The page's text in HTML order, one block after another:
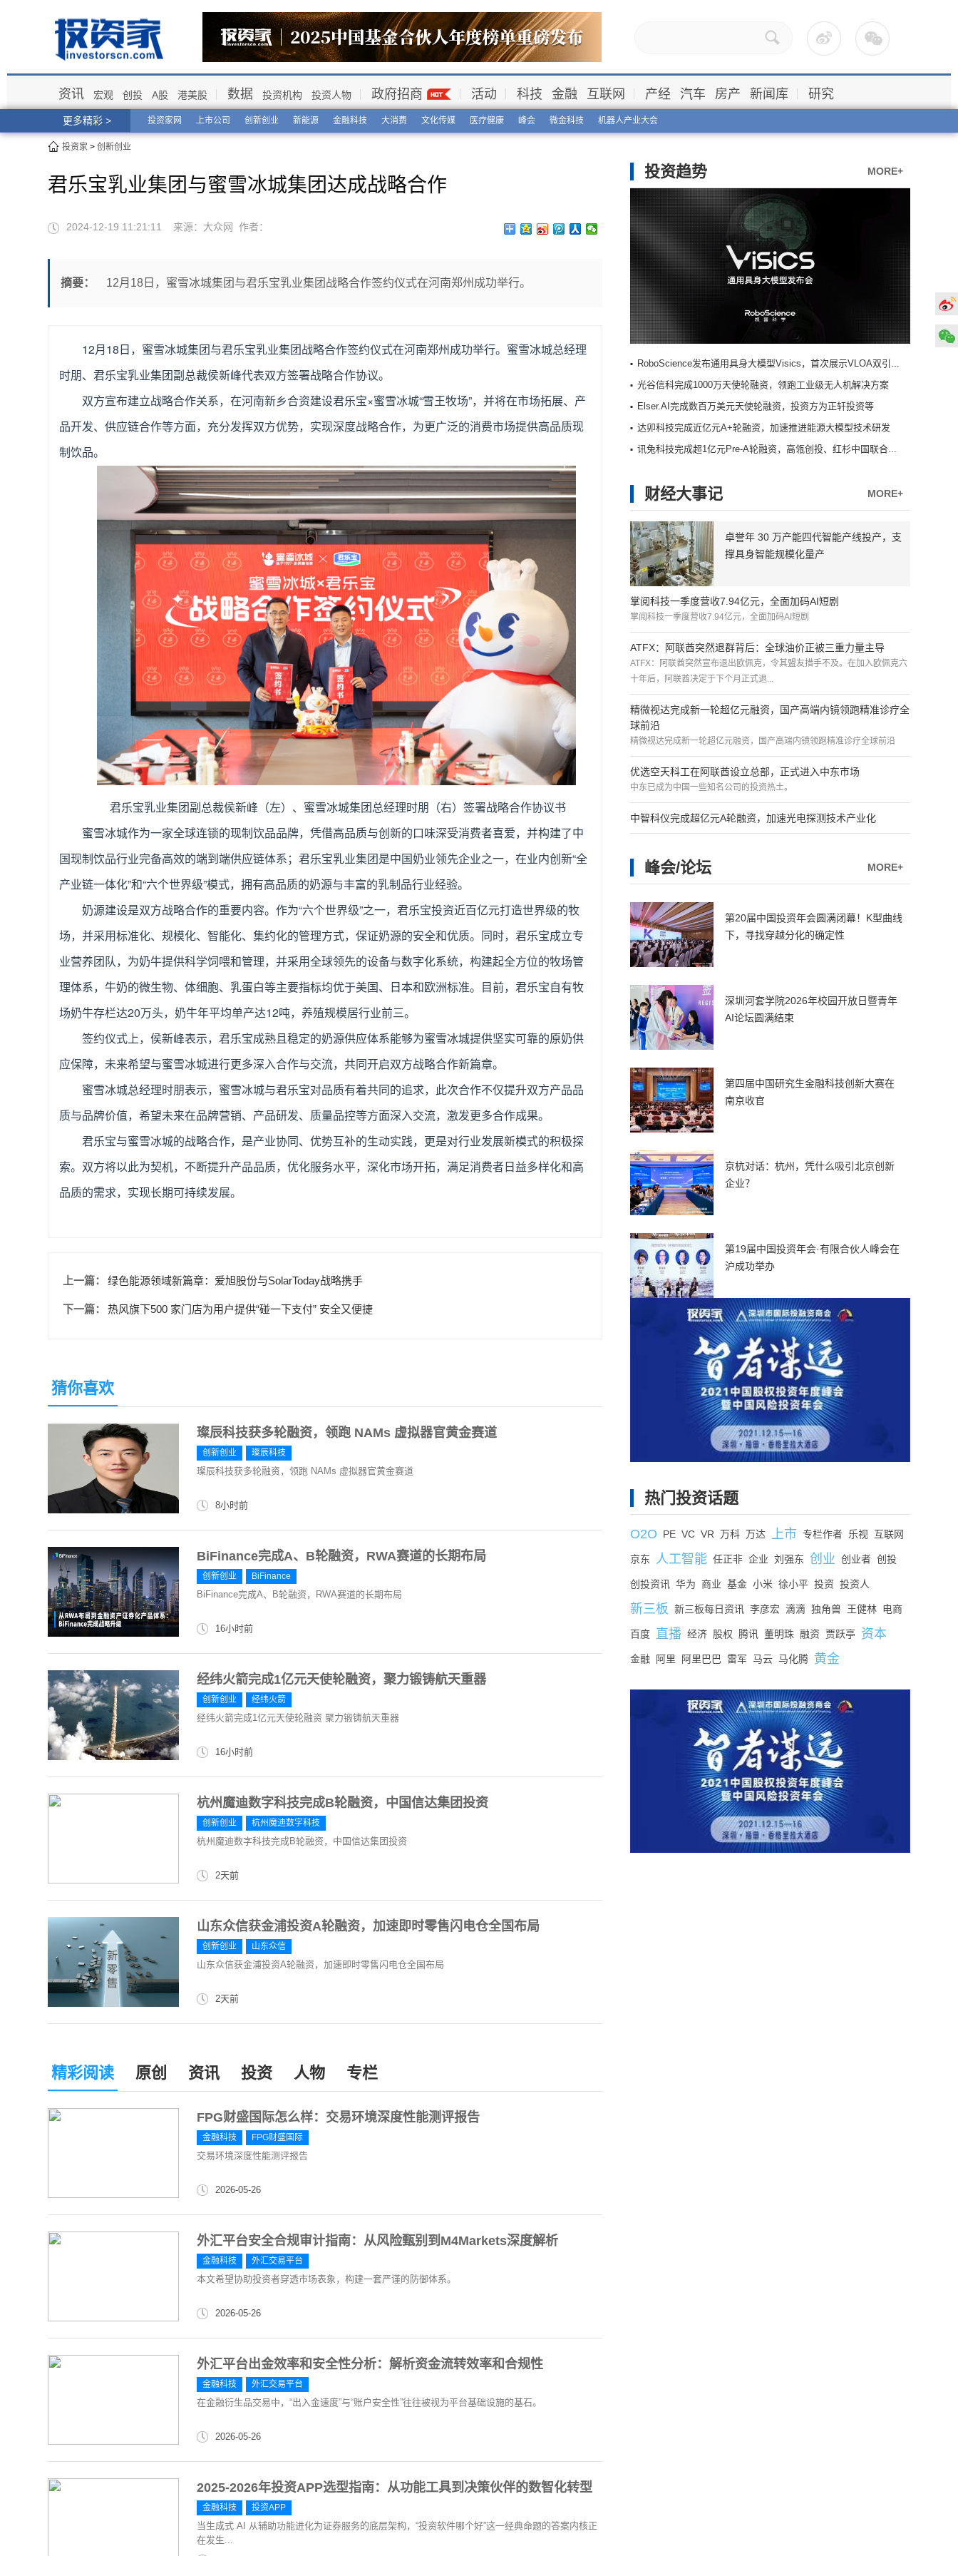
更多精彩 > 投资家网 上市公司 创新创业 新能源 金融科技 大消费 文化传媒 医疗健康 峰会 微金科技 机器人产业大会
资讯 宏观 创投 A股 港美股 数据 投资机构 投资人物 政府招商 活动 科技 金融 互联网 产经 汽车 房产 新闻库 研究
投资家 > 创新创业
君乐宝乳业集团与蜜雪冰城集团达成战略合作
2024-12-19 11:21:11 来源：大众网 作者：
摘要： 12月18日，蜜雪冰城集团与君乐宝乳业集团战略合作签约仪式在河南郑州成功举行。
12月18日，蜜雪冰城集团与君乐宝乳业集团战略合作签约仪式在河南郑州成功举行。蜜雪冰城总经理
时朋、君乐宝乳业集团副总裁侯新峰代表双方签署战略合作协议。
双方宣布建立战略合作关系，在河南新乡合资建设君乐宝×蜜雪冰城“雪王牧场”，并将在市场拓展、产
品开发、供应链合作等方面，充分发挥双方优势，实现深度战略合作，为更广泛的消费市场提供高品质现
制饮品。
君乐宝乳业集团副总裁侯新峰（左）、蜜雪冰城集团总经理时朋（右）签署战略合作协议书
蜜雪冰城作为一家全球连锁的现制饮品品牌，凭借高品质与创新的口味深受消费者喜爱，并构建了中
国现制饮品行业完备高效的端到端供应链体系；君乐宝乳业集团是中国奶业领先企业之一，在业内创新“全
产业链一体化”和“六个世界级”模式，拥有高品质的奶源与丰富的乳制品行业经验。
奶源建设是双方战略合作的重要内容。作为“六个世界级”之一，君乐宝投资近百亿元打造世界级的牧
场，并采用标准化、规模化、智能化、集约化的管理方式，保证奶源的安全和优质。同时，君乐宝成立专
业营养团队，为奶牛提供科学饲喂和管理，并采用全球领先的设备与数字化系统，构建起全方位的牧场管
理体系，牛奶的微生物、体细胞、乳蛋白等主要指标均优于美国、日本和欧洲标准。目前，君乐宝自有牧
场奶牛存栏达20万头，奶牛年平均单产达12吨，养殖规模居行业前三。
签约仪式上，侯新峰表示，君乐宝成熟且稳定的奶源供应体系能够为蜜雪冰城提供坚实可靠的原奶供
应保障，未来希望与蜜雪冰城进行更多深入合作与交流，共同开启双方战略合作新篇章。
蜜雪冰城总经理时朋表示，蜜雪冰城与君乐宝对品质有着共同的追求，此次合作不仅提升双方产品品
质与品牌价值，希望未来在品牌营销、产品研发、质量品控等方面深入交流，激发更多合作成果。
君乐宝与蜜雪冰城的战略合作，是产业协同、优势互补的生动实践，更是对行业发展新模式的积极探
索。双方将以此为契机，不断提升产品品质，优化服务水平，深化市场开拓，满足消费者日益多样化和高
品质的需求，实现长期可持续发展。
上一篇： 绿色能源领域新篇章：爱旭股份与SolarToday战略携手
下一篇： 热风旗下500 家门店为用户提供“碰一下支付” 安全又便捷
猜你喜欢
璨辰科技获多轮融资，领跑 NAMs 虚拟器官黄金赛道
创新创业 璨辰科技
璨辰科技获多轮融资，领跑 NAMs 虚拟器官黄金赛道
8小时前
​BiFinance完成A、B轮融资，RWA赛道的长期布局
创新创业 ​BiFinance
​BiFinance完成A、B轮融资，RWA赛道的长期布局
16小时前
经纬火箭完成1亿元天使轮融资，聚力锻铸航天重器
创新创业 经纬火箭
经纬火箭完成1亿元天使轮融资 聚力锻铸航天重器
16小时前
杭州魔迪数字科技完成B轮融资，中国信达集团投资
创新创业 杭州魔迪数字科技
杭州魔迪数字科技完成B轮融资，中国信达集团投资
2天前
山东众信获金浦投资A轮融资，加速即时零售闪电仓全国布局
创新创业 山东众信
山东众信获金浦投资A轮融资，加速即时零售闪电仓全国布局
2天前
精彩阅读 原创 资讯 投资 人物 专栏
FPG财盛国际怎么样：交易环境深度性能测评报告
金融科技 FPG财盛国际
交易环境深度性能测评报告
2026-05-26
外汇平台安全合规审计指南：从风险甄别到M4Markets深度解析
金融科技 外汇交易平台
本文希望协助投资者穿透市场表象，构建一套严谨的防御体系。
2026-05-26
外汇平台出金效率和安全性分析：解析资金流转效率和合规性
金融科技 外汇交易平台
在金融衍生品交易中，“出入金速度”与“账户安全性”往往被视为平台基础设施的基石。
2026-05-26
2025-2026年投资APP选型指南：从功能工具到决策伙伴的数智化转型
金融科技 投资APP
当生成式 AI 从辅助功能进化为证券服务的底层架构，“投资软件哪个好”这一经典命题的答案内核正
在发生...
MORE+
投资趋势
RoboScience发布通用具身大模型Visics，首次展示VLOA双引擎架构
光谷信科完成1000万天使轮融资，领跑工业级无人机解决方案
Elser.AI完成数百万美元天使轮融资，投资方为正轩投资等
达卯科技完成近亿元A+轮融资，加速推进能源大模型技术研发
讯兔科技完成超1亿元Pre-A轮融资，高瓴创投、红杉中国联合领投
MORE+
财经大事记
卓誉年 30 万产能四代智能产线投产，支
撑具身智能规模化量产
掌阅科技一季度营收7.94亿元，全面加码AI短剧
掌阅科技一季度营收7.94亿元，全面加码AI短剧
ATFX：阿联酋突然退群背后：全球油价正被三重力量主导
ATFX：阿联酋突然宣布退出欧佩克，令其盟友措手不及。在加入欧佩克六
十年后，阿联酋决定于下个月正式退...
精微视达完成新一轮超亿元融资，国产高端内镜领跑精准诊疗全
球前沿
精微视达完成新一轮超亿元融资，国产高端内镜领跑精准诊疗全球前沿
优选空天科工在阿联酋设立总部，正式进入中东市场
中东已成为中国一些知名公司的投资热土。
中智科仪完成超亿元A轮融资，加速光电探测技术产业化
MORE+
峰会/论坛
第20届中国投资年会圆满闭幕！K型曲线
下，寻找穿越分化的确定性
深圳河套学院2026年校园开放日暨青年
AI论坛圆满结束
第四届中国研究生金融科技创新大赛在
南京收官
京杭对话：杭州，凭什么吸引北京创新
企业？
第19届中国投资年会·有限合伙人峰会在
沪成功举办
热门投资话题
O2O PE VC VR 万科 万达 上市 专栏作者 乐视 互联网
京东 人工智能 任正非 企业 刘强东 创业 创业者 创投
创投资讯 华为 商业 基金 小米 徐小平 投资 投资人
新三板 新三板每日资讯 李彦宏 滴滴 独角兽 王健林 电商
百度 直播 经济 股权 腾讯 董明珠 融资 贾跃亭 资本
金融 阿里 阿里巴巴 雷军 马云 马化腾 黄金